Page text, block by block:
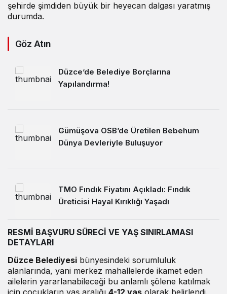
şehirde şimdiden büyük bir heyecan dalgası yaratmış
durumda.
Göz Atın
Düzce’de Belediye Borçlarına
Yapılandırma!
Gümüşova OSB’de Üretilen Bebehum
Dünya Devleriyle Buluşuyor
TMO Fındık Fiyatını Açıkladı: Fındık
Üreticisi Hayal Kırıklığı Yaşadı
RESMİ BAŞVURU SÜRECİ VE YAŞ SINIRLAMASI
DETAYLARI
Düzce Belediyesi bünyesindeki sorumluluk
alanlarında, yani merkez mahallelerde ikamet eden
ailelerin yararlanabileceği bu anlamlı şölene katılmak